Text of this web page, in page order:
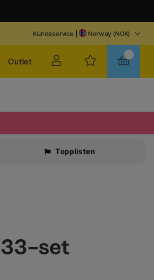
Kundeservice | Norway (NOK)
Outlet
Topplisten
set